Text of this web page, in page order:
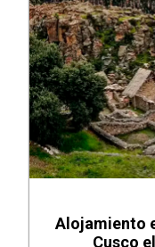
Alojamiento
Cusco